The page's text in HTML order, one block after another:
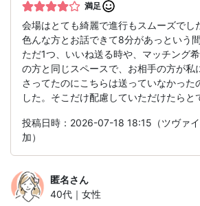
満足
会場はとても綺麗で進行もスムーズでし
色んな方とお話できて8分があっという
ただ1つ、いいね送る時や、マッチング
の方と同じスペースで、お相手の方が私
さってたのにこちらは送っていなかった
した。そこだけ配慮していただけたらと
投稿日時：2026-07-18 18:15（ツヴァ
加）
匿名さん
40代｜女性